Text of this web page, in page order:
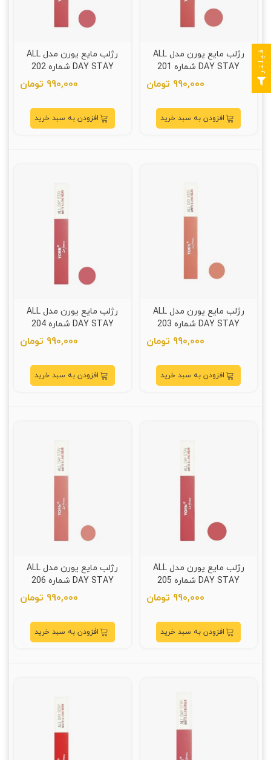
رژلب مایع یورن مدل ALL
DAY STAY شماره 201
990,000 تومان
افزودن به سبد خرید
رژلب مایع یورن مدل ALL
DAY STAY شماره 202
990,000 تومان
افزودن به سبد خرید
رژلب مایع یورن مدل ALL
DAY STAY شماره 203
990,000 تومان
افزودن به سبد خرید
رژلب مایع یورن مدل ALL
DAY STAY شماره 204
990,000 تومان
افزودن به سبد خرید
رژلب مایع یورن مدل ALL
DAY STAY شماره 205
990,000 تومان
افزودن به سبد خرید
رژلب مایع یورن مدل ALL
DAY STAY شماره 206
990,000 تومان
افزودن به سبد خرید
فیلتر